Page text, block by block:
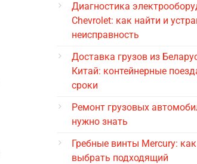
Диагностика
Chevrolet: как найти и
неисправность
Доставка грузов из
Китай: контейнерные
сроки
Ремонт грузовых
нужно знать
Гребные винты Mercury: как
выбрать подходящий